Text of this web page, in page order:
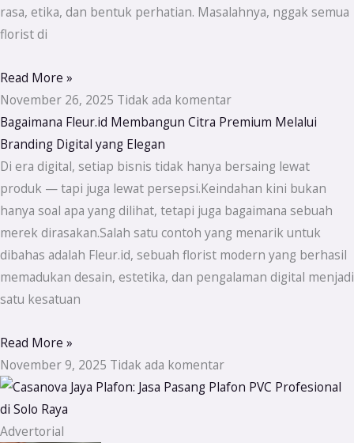
rasa, etika, dan bentuk perhatian. Masalahnya, nggak semua
florist di
Read More »
November 26, 2025 Tidak ada komentar
Bagaimana Fleur.id Membangun Citra Premium Melalui
Branding Digital yang Elegan
Di era digital, setiap bisnis tidak hanya bersaing lewat
produk — tapi juga lewat persepsi.Keindahan kini bukan
hanya soal apa yang dilihat, tetapi juga bagaimana sebuah
merek dirasakan.Salah satu contoh yang menarik untuk
dibahas adalah Fleur.id, sebuah florist modern yang berhasil
memadukan desain, estetika, dan pengalaman digital menjadi
satu kesatuan
Read More »
November 9, 2025 Tidak ada komentar
Advertorial